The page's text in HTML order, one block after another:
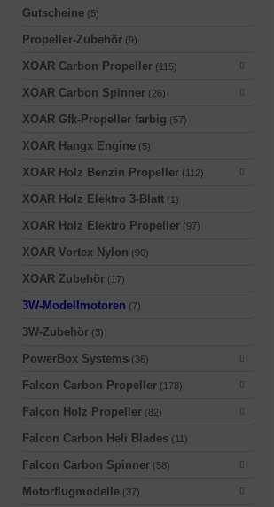
Gutscheine (5)
Propeller-Zubehör (9)
XOAR Carbon Propeller (115)
XOAR Carbon Spinner (26)
XOAR Gfk-Propeller farbig (57)
XOAR Hangx Engine (5)
XOAR Holz Benzin Propeller (112)
XOAR Holz Elektro 3-Blatt (1)
XOAR Holz Elektro Propeller (97)
XOAR Vortex Nylon (90)
XOAR Zubehör (17)
3W-Modellmotoren (7)
3W-Zubehör (3)
PowerBox Systems (36)
Falcon Carbon Propeller (178)
Falcon Holz Propeller (82)
Falcon Carbon Heli Blades (11)
Falcon Carbon Spinner (58)
Motorflugmodelle (37)
Ersatzteile
Ersatzteile (11)
Ersatzteile (5)
Ersatzteile (8)
Ersatzteile (26)
Ersatzteile (13)
Ersatzteile (17)